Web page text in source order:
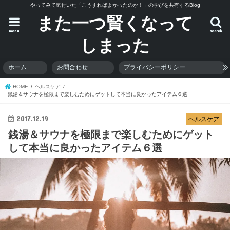
やってみて気付いた「こうすればよかったのか！」の学びを共有するBlog
また一つ賢くなって
しまった
search
menu
ホーム お問合わせ プライバシーポリシー
HOME
ヘルスケア
銭湯＆サウナを極限まで楽しむためにゲットして本当に良かったアイテム６選
ヘルスケア
2017.12.19
銭湯＆サウナを極限まで楽しむためにゲット
して本当に良かったアイテム６選